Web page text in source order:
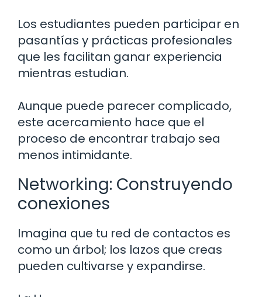
Los estudiantes pueden participar en
pasantías y prácticas profesionales
que les facilitan ganar experiencia
mientras estudian.
Aunque puede parecer complicado,
este acercamiento hace que el
proceso de encontrar trabajo sea
menos intimidante.
Networking: Construyendo
conexiones
Imagina que tu red de contactos es
como un árbol; los lazos que creas
pueden cultivarse y expandirse.